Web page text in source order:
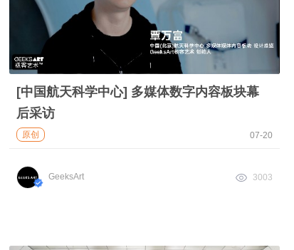
[中国航天科学中心] 多媒体数字内容板块幕
后采访
原创 07-20
GeeksArt 3003